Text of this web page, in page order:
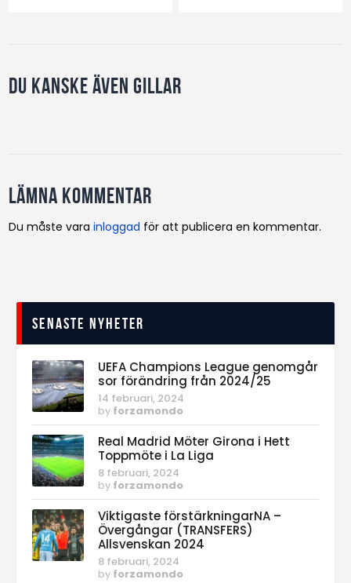
Du kanske även gillar
Lämna kommentar
Du måste varainloggad för att publicera en kommentar.
Senaste nyheter
UEFA Champions League genomgår
sor förändring från 2024/25
14 februari, 2024
by forzamondo
Real Madrid Möter Girona i Hett
Toppmöte i La Liga
8 februari, 2024
by forzamondo
Viktigaste förstärkningarNA –
Övergångar (TRANSFERS)
Allsvenskan 2024
8 februari, 2024
by forzamondo